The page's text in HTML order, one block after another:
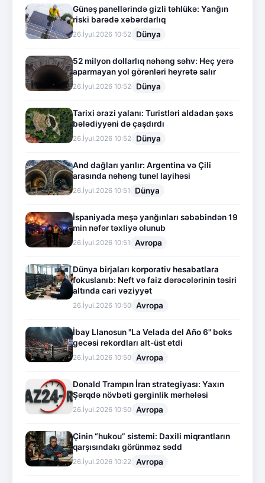
Günəş panellərində gizli təhlükə: Yanğın
riski barədə xəbərdarlıq
26.İyul.2026 10:52 Dünya
52 milyon dollarlıq nəhəng səhv: Heç yerə
aparmayan yol görənləri heyrətə salır
26.İyul.2026 10:52 Dünya
Tarixi ərazi yalanı: Turistləri aldadan şəxs
bələdiyyəni də çaşdırdı
26.İyul.2026 10:52 Dünya
And dağları yarılır: Argentina və Çili
arasında nəhəng tunel layihəsi
26.İyul.2026 10:51 Dünya
İspaniyada meşə yanğınları səbəbindən 19
min nəfər təxliyə olunub
26.İyul.2026 10:51 Avropa
Dünya birjaları korporativ hesabatlara
fokuslanıb: Neft və faiz dərəcələrinin təsiri
altında cari vəziyyət
26.İyul.2026 10:50 Avropa
İbay Llanosun "La Velada del Año 6" boks
gecəsi rekordları alt-üst etdi
26.İyul.2026 10:50 Avropa
Donald Trampın İran strategiyası: Yaxın
Şərqdə növbəti gərginlik mərhələsi
26.İyul.2026 10:50 Avropa
Çinin “hukou” sistemi: Daxili miqrantların
qarşısındakı görünməz sədd
26.İyul.2026 10:22 Avropa